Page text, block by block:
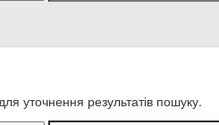
уточнення результатів пошуку.